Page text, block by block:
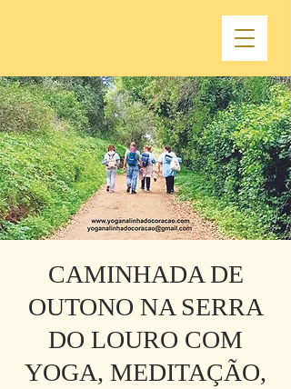
CAMINHADA DE
OUTONO NA SERRA
DO LOURO COM
YOGA, MEDITAÇÃO,